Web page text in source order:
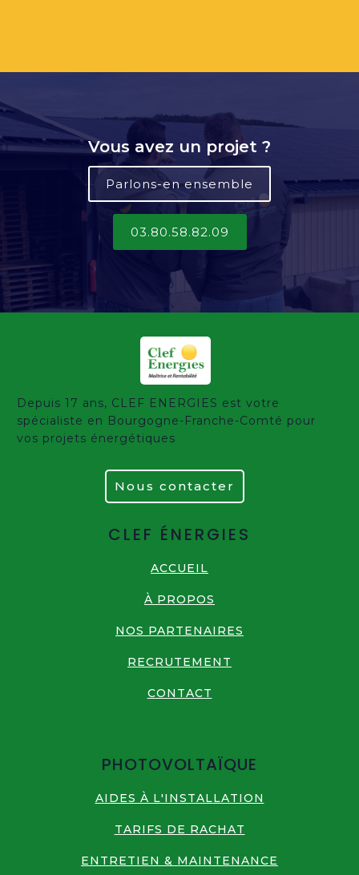
Vous avez un projet ?
Parlons-en ensemble
03.80.58.82.09
Depuis 17 ans, CLEF ENERGIES est votre
spécialiste en Bourgogne-Franche-Comté pour
vos projets énergétiques
Nous contacter
CLEF ÉNERGIES
ACCUEIL
À PROPOS
NOS PARTENAIRES
RECRUTEMENT
CONTACT
PHOTOVOLTAÏQUE
AIDES À L'INSTALLATION
TARIFS DE RACHAT
ENTRETIEN & MAINTENANCE